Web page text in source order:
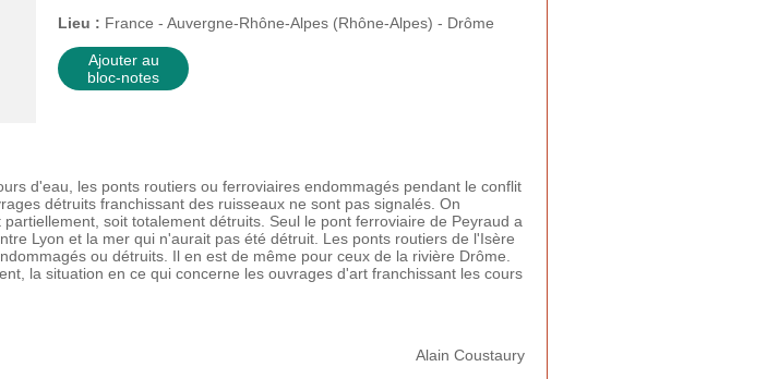
Lieu : France - Auvergne-Rhône-Alpes (Rhône-Alpes) - Drôme
Ajouter au
bloc-notes
d'eau, les ponts routiers ou ferroviaires endommagés pendant le conflit
détruits franchissant des ruisseaux ne sont pas signalés. On
soit totalement détruits. Seul le pont ferroviaire de Peyraud a
Lyon et la mer qui n'aurait pas été détruit. Les ponts routiers de l'Isère
ou détruits. Il en est de même pour ceux de la rivière Drôme.
la situation en ce qui concerne les ouvrages d'art franchissant les cours
Alain Coustaury